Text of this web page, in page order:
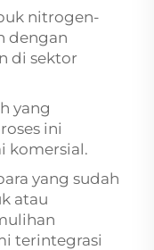
nitrogen-
dengan
di sektor
yang
ini
komersial.
yang sudah
atau
terintegrasi